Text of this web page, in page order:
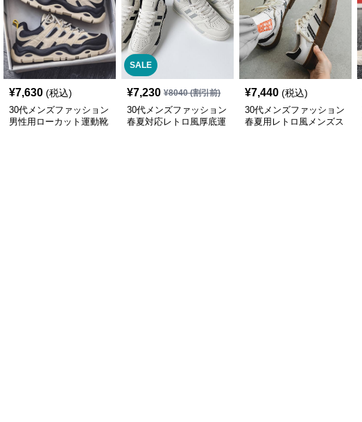
¥7,630 (税込)
30代メンズファッション
男性用ローカット運動靴
SALE
¥7,230 ¥8040(割引前)
30代メンズファッション
春夏対応レトロ風厚底運
¥7,440 (税込)
30代メンズファッション
春夏用レトロ風メンズス